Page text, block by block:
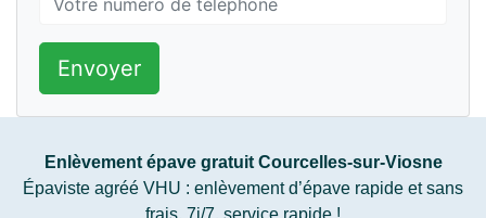
Envoyer
Enlèvement épave gratuit Courcelles-sur-Viosne
Épaviste agréé VHU : enlèvement d’épave rapide et sans